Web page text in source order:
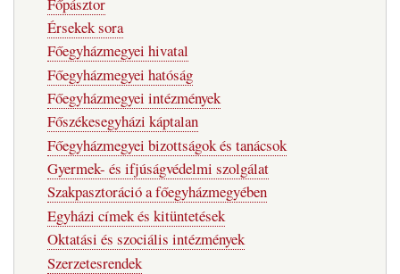
Érsekek sora
Főegyházmegyei hivatal
Főegyházmegyei hatóság
Főegyházmegyei intézmények
Főszékesegyházi káptalan
Főegyházmegyei bizottságok és tanácsok
Gyermek- és ifjúságvédelmi szolgálat
Szakpasztoráció a főegyházmegyében
Egyházi címek és kitüntetések
Oktatási és szociális intézmények
Szerzetesrendek